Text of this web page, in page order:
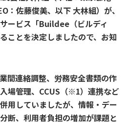
：佐藤俊美、以下 大林組）が、
ービス「Buildee（ビルディ
ことを決定しましたので、お知
間連絡調整、労務安全書類の作
場管理、CCUS（※1）連携など
用していましたが、情報・デー
断、利用者負担の増加が課題と